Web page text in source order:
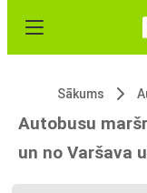
Sākums
Autobusu
un no Varšava